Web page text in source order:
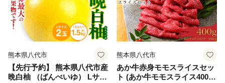
熊本県八代市
【先行予約】 熊本県八代市産
晩白柚 （ばんぺいゆ） Lサイ
熊本県八代市
あか牛赤身モモスライスセッ
ト (あか牛モモスライス400